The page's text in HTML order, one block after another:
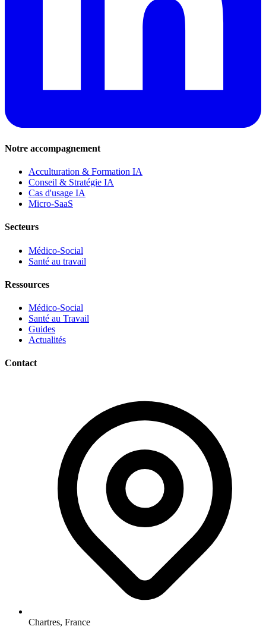
Notre accompagnement
Acculturation & Formation IA
Conseil & Stratégie IA
Cas d'usage IA
Micro-SaaS
Secteurs
Médico-Social
Santé au travail
Ressources
Médico-Social
Santé au Travail
Guides
Actualités
Contact
Chartres, France